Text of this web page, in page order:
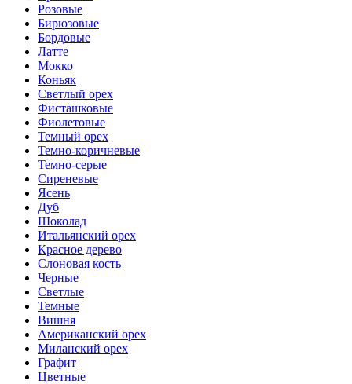
Розовые
Бирюзовые
Бордовые
Латте
Мокко
Коньяк
Светлый орех
Фисташковые
Фиолетовые
Темный орех
Темно-коричневые
Темно-серые
Сиреневые
Ясень
Дуб
Шоколад
Итальянский орех
Красное дерево
Слоновая кость
Черные
Светлые
Темные
Вишня
Американский орех
Миланский орех
Графит
Цветные